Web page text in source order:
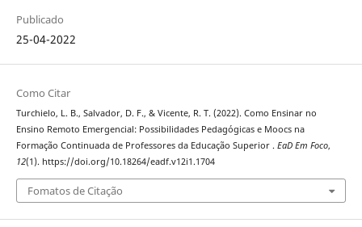
Publicado
25-04-2022
Como Citar
Turchielo, L. B., Salvador, D. F., & Vicente, R. T. (2022). Como Ensinar no
Ensino Remoto Emergencial: Possibilidades Pedagógicas e Moocs na
Formação Continuada de Professores da Educação Superior . EaD Em Foco,
12(1). https://doi.org/10.18264/eadf.v12i1.1704
Fomatos de Citação